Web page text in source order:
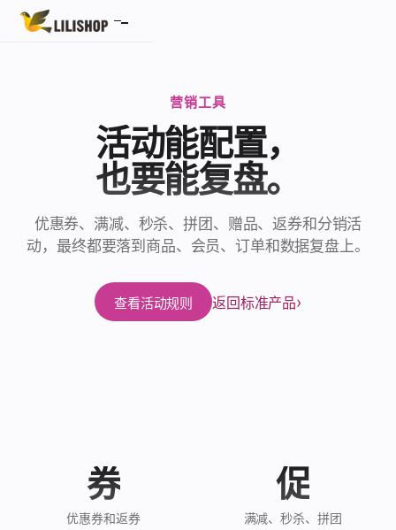
AI 商城系统
微服务产品
S2B2C 供应商商城
营销工具
活动能配置，
也要能复盘。
优惠券、满减、秒杀、拼团、赠品、返券和分销活
动，最终都要落到商品、会员、订单和数据复盘上。
查看活动规则 返回标准产品
券
优惠券和返券
促
满减、秒杀、拼团